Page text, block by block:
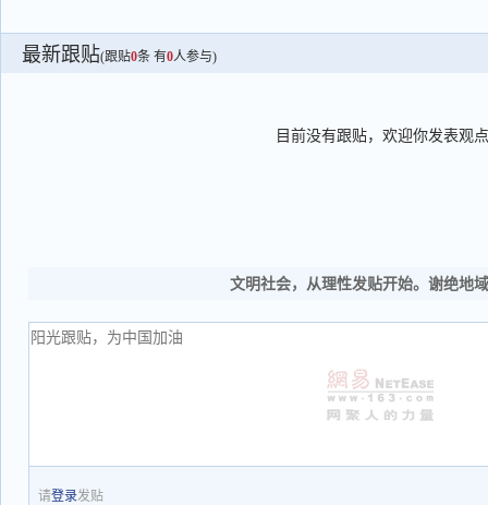
最新跟贴(跟贴0条 有0人参与)
目前没有跟贴，欢迎你发表观点
文明社会，从理性发贴开始。谢绝地
请登录发贴